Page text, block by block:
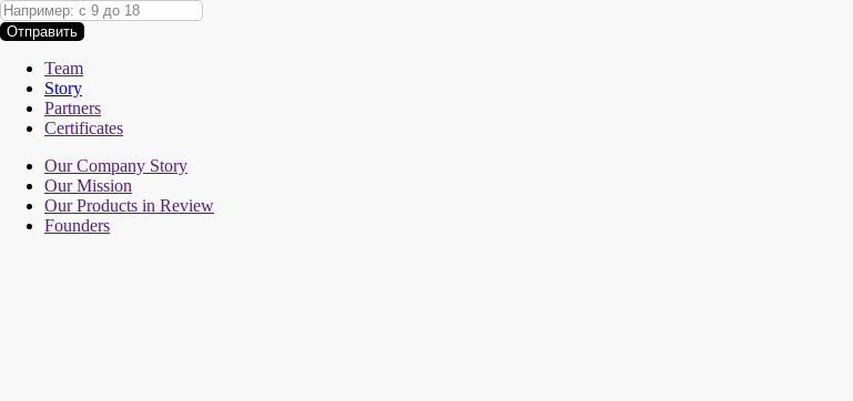
Отправить
Team
Story
Partners
Certificates
Our Company Story
Our Mission
Our Products in Review
Founders